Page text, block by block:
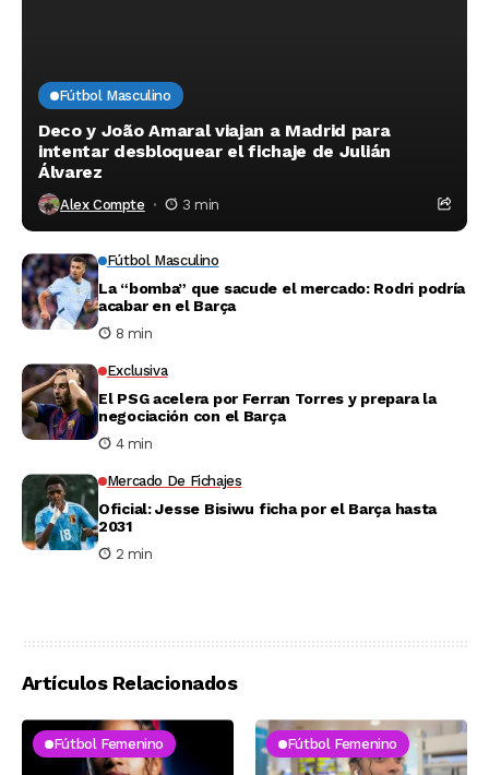
Fútbol Masculino
Deco y João Amaral viajan a Madrid para
intentar desbloquear el fichaje de Julián
Álvarez
Alex Compte 3 min
Fútbol Masculino
La “bomba” que sacude el mercado: Rodri podría
acabar en el Barça
8 min
Exclusiva
El PSG acelera por Ferran Torres y prepara la
negociación con el Barça
4 min
Mercado De Fichajes
Oficial: Jesse Bisiwu ficha por el Barça hasta
2031
2 min
Artículos Relacionados
Fútbol Femenino Fútbol Femenino